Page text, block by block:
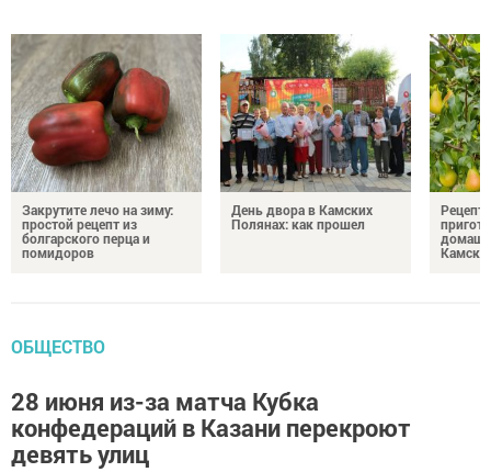
Закрутите лечо на зиму:
простой рецепт из
болгарского перца и
помидоров
День двора в Камских
Полянах: как прошел
ОБЩЕСТВО
28 июня из-за матча Кубка
конфедераций в Казани перекроют
девять улиц